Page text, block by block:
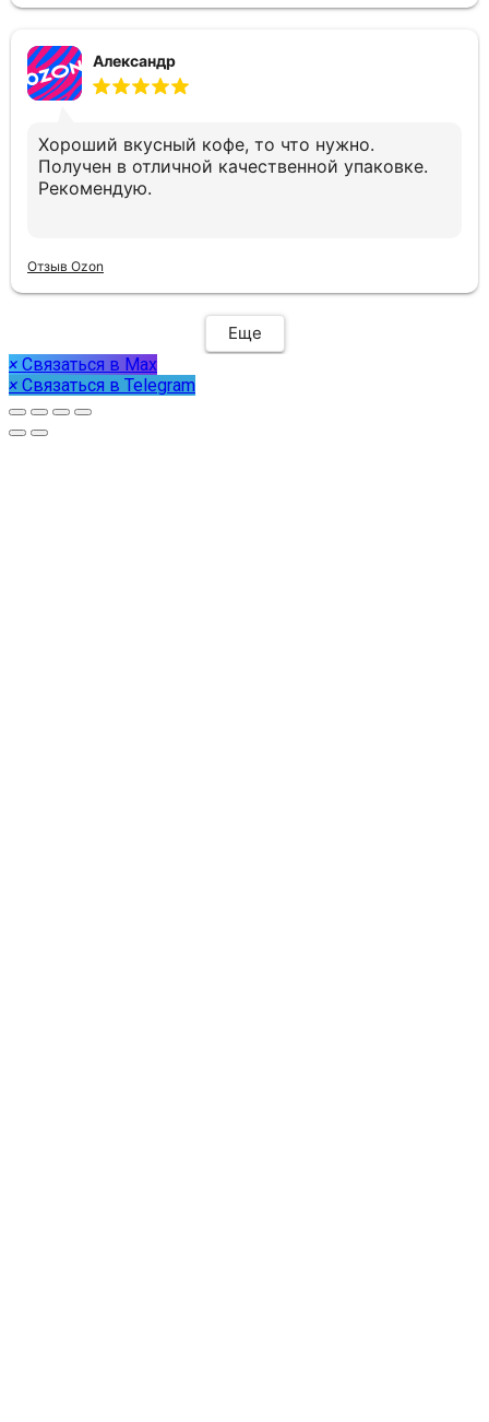
Александр
Хороший вкусный кофе, то что нужно.
Получен в отличной качественной упаковке.
Рекомендую.
Отзыв Ozon
Еще
× Связаться в Max
× Связаться в Telegram